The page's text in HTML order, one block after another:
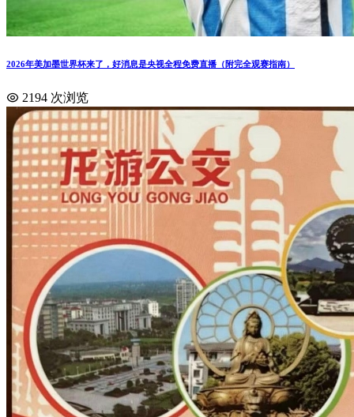
2026年美加墨世界杯来了，好消息是央视全程免费直播（附完全观赛指南）
2194 次浏览